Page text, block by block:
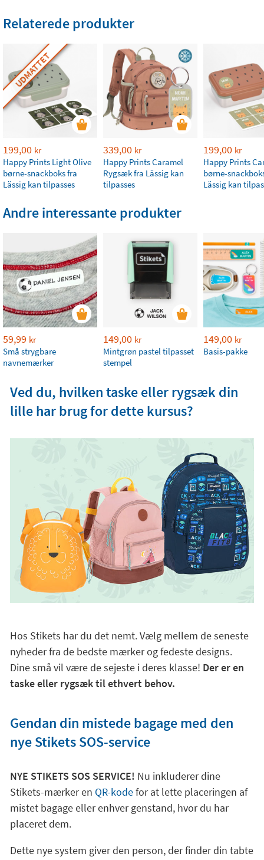
Relaterede produkter
UDMATTET
199,00 kr
Happy Prints Light Olive
børne-snackboks fra
Lässig kan tilpasses
339,00 kr
Happy Prints Caramel
Rygsæk fra Lässig kan
tilpasses
199,00 kr
Happy Prints
børne-
Lässig kan
Andre interessante produkter
59,99 kr
Små strygbare
navnemærker
149,00 kr
Mintgrøn pastel tilpasset
stempel
149,00 kr
Basis-pakke
Ved du, hvilken taske eller rygsæk din
lille har brug for dette kursus?
Hos Stikets har du det nemt. Vælg mellem de seneste
nyheder fra de bedste mærker og fedeste designs.
Dine små vil være de sejeste i deres klasse! Der er en
taske eller rygsæk til ethvert behov.
Gendan din mistede bagage med den
nye Stikets SOS-service
NYE STIKETS SOS SERVICE! Nu inkluderer dine
Stikets-mærker en QR-kodefor at lette placeringen af
mistet bagage eller enhver genstand, hvor du har
placeret dem.
Dette nye system giver den person, der finder din tabte